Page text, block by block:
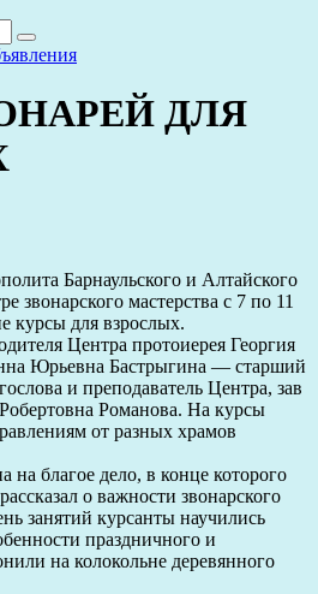
ДЛЯ
Барнаульского и Алтайского
звонарского мастерства с 7 по 11
курсы для взрослых.
Центра протоиерея Георгия
Юрьевна Бастрыгина — старший
и преподаватель Центра, зав
Романова. На курсы
от разных храмов
на благое дело, в конце которого
о важности звонарского
занятий курсанты научились
праздничного и
на колокольне деревянного